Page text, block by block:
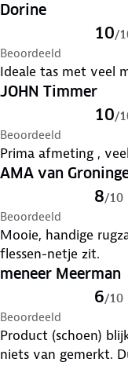
Dorine
10/
Beoordeeld
Ideale tas met veel
JOHN Timmer
10/
Beoordeeld
Prima afmeting ,
AMA van
8/10
Beoordeeld
Mooie, handige rugzak. Prima voor
flessen-netje zit.
meneer Meerman
6/10
Beoordeeld
Product (schoen)
niets van gemerkt.